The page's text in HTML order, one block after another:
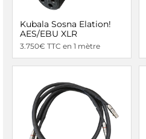
Kubala Sosna Elation!
AES/EBU XLR
3.750€ TTC en 1 mètre